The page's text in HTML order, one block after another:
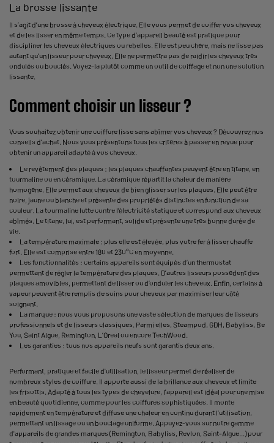
La brosse lissante
Il s’agit d’une brosse à cheveux électrique. Elle vous permet de coiffer vos cheveux
et de les lisser en même temps. Ce type d’appareil beauté est pratique pour
discipliner les cheveux électriques ou rebelles. Elle est peu chère, mais ne lisse pas
autant qu’un lisseur pour cheveux. Elle ne permettra pas de raidir les cheveux très
ondulés ou bouclés. Voyez-la plutôt comme un outil de coiffage et non une solution
lissante.
Comment choisir un lisseur ?
Vous souhaitez obtenir une coiffure lisse sans abîmer vos cheveux ? Découvrez nos
conseils d’achat. Nous vous présentons tous les critères à passer en revue pour
obtenir un appareil adapté à vos cheveux.
Le revêtement des plaques : les plaques chauffantes peuvent être en titane, en
tourmaline ou en céramique. La céramique répartit la chaleur de manière
homogène. Elle permet aux cheveux de bien glisser sur les plaques. Elle peut être
noire, jaune ou blanche et présente des propriétés distinctes en fonction de sa
couleur. La tourmaline lutte contre l’électricité statique et correspond aux cheveux
abîmés. Le titane, lui, est performant, solide et présente une très bonne durée de
vie.
La température maximale : plus elle est élevée, plus votre fer à lisser chauffe
fort. Elle est comprise entre 180 et 230°C en moyenne.
Les fonctionnalités : certains appareils sont équipés d’un thermostat
permettant de régler la température des plaques. D’autres lisseurs possèdent des
plaques amovibles, permettant de lisser ou d’onduler les cheveux. Enfin, certains à
vapeur peuvent être remplis de soins pour cheveux par maximiser leur côté
soignant.
La marque : nous vous proposons une vaste sélection de marques de lisseurs
professionnels et de lisseurs classiques. Parmi elles, Steampod, GDH, Babyliss, Be
You, Saint Algue, Remington, L’Oreal ou encore TechWood.
Les garanties : tous nos appareils neufs sont garantis deux ans.
Performant, pratique et facile d'utilisation, le lisseur permet de réaliser de
nombreux styles de coiffure. Il apporte aussi de la brillance aux cheveux et limite
les frisottis. Adapté à tous les types de chevelure, l'appareil est idéal pour une mise
en beauté quotidienne, comme pour les coiffures sophistiquées. Il monte
rapidement en température et diffuse une chaleur en continu durant l'utilisation,
permettant un lissage ou un bouclage uniforme. Appuyez-vous sur notre gamme
d'appareils de grandes marques (Remington, Babyliss, Revlon, Saint-Algue...) pour